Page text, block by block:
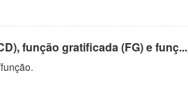
função gratificada (FG) e funç...